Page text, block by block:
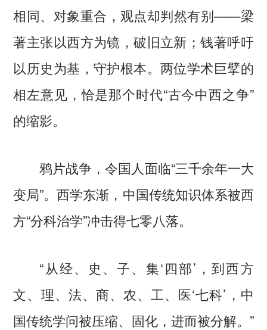
相同、对象重合，观点却判然有别——梁
著主张以西方为镜，破旧立新；钱著呼吁
以历史为基，守护根本。两位学术巨擘的
相左意见，恰是那个时代“古今中西之争”
的缩影。
鸦片战争，令国人面临“三千余年一大
变局”。西学东渐，中国传统知识体系被西
方“分科治学”冲击得七零八落。
“从经、史、子、集‘四部’，到西方
文、理、法、商、农、工、医‘七科’，中
国传统学问被压缩、固化，进而被分解。”